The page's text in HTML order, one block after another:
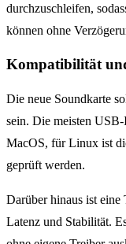
durchzuschleifen,
können ohne
Kompatibilität
Die neue Soundkarte
sein. Die meisten
MacOS, für Linux ist
geprüft werden.
Darüber hinaus ist
Latenz und Stabilität.